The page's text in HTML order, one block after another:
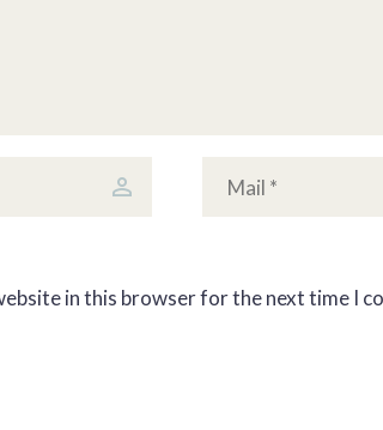
in this browser for the next time I